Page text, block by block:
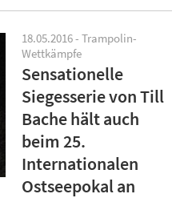
18.05.2016 - Trampolin-
Wettkämpfe
Sensationelle
Siegesserie von Till
Bache hält auch
beim 25.
Internationalen
Ostseepokal an